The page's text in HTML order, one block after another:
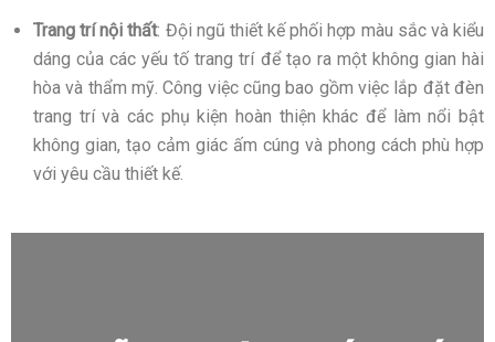
Trang trí nội thất: Đội ngũ thiết kế phối hợp màu sắc và kiểu
dáng của các yếu tố trang trí để tạo ra một không gian hài
hòa và thẩm mỹ. Công việc cũng bao gồm việc lắp đặt đèn
trang trí và các phụ kiện hoàn thiện khác để làm nổi bật
không gian, tạo cảm giác ấm cúng và phong cách phù hợp
với yêu cầu thiết kế.